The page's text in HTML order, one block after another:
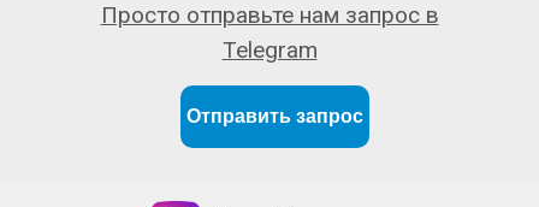
Отправить запрос
Просто отправьте нам запрос в
Telegram